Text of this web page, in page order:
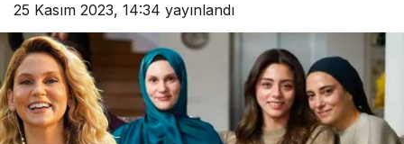
25 Kasım 2023, 14:34 yayınlandı